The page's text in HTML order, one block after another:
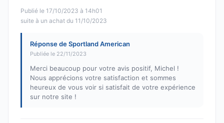
Publié le 17/10/2023 à 14h01
suite à un achat du 11/10/2023
Réponse de Sportland American
Publiée le 22/11/2023
Merci beaucoup pour votre avis positif, Michel !
Nous apprécions votre satisfaction et sommes
heureux de vous voir si satisfait de votre expérience
sur notre site !